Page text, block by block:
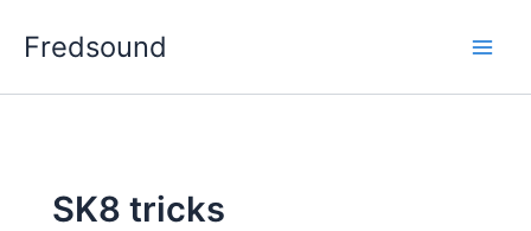
Fredsound
SK8 tricks